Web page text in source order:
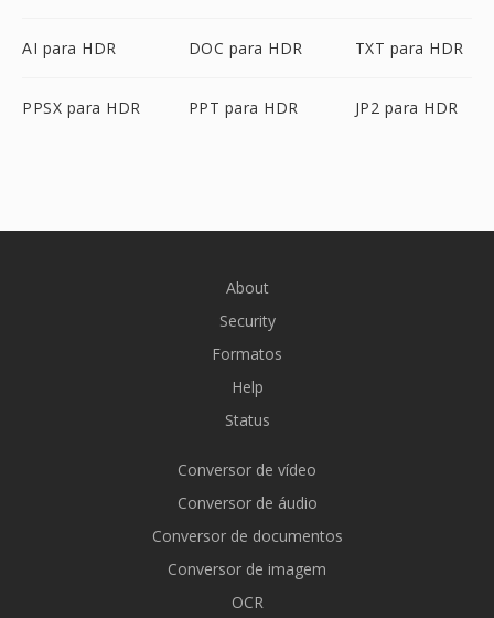
AI para HDR DOC para HDR TXT para HDR
PPSX para HDR PPT para HDR JP2 para HDR
About
Security
Formatos
Help
Status
Conversor de vídeo
Conversor de áudio
Conversor de documentos
Conversor de imagem
OCR